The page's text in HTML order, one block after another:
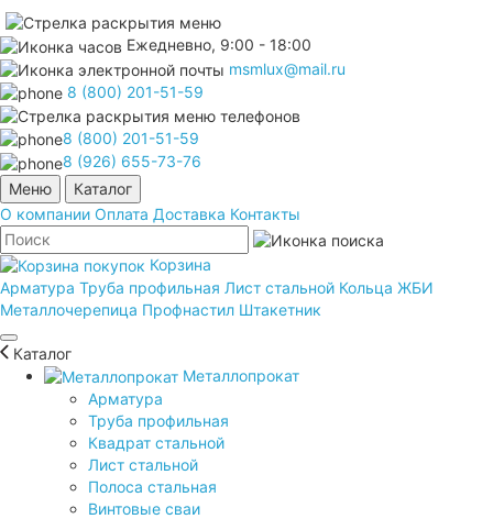
Ежедневно, 9:00 - 18:00
msmlux@mail.ru
8 (800) 201-51-59
8 (800) 201-51-59
8 (926) 655-73-76
Меню
Каталог
О компании Оплата Доставка Контакты
Корзина
Арматура Труба профильная Лист стальной Кольца ЖБИ
Металлочерепица Профнастил Штакетник
Каталог
Металлопрокат
Арматура
Труба профильная
Квадрат стальной
Лист стальной
Полоса стальная
Винтовые сваи